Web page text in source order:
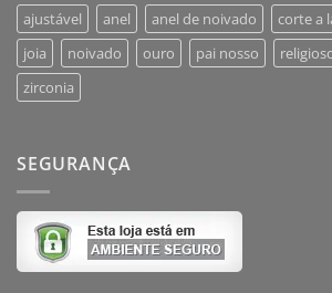
ajustável anel anel de noivado corte a
joia
noivado ouro pai nosso
zirconia
SEGURANÇA